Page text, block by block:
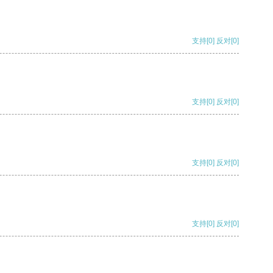
支持[0] 反对[0]
支持[0] 反对[0]
支持[0] 反对[0]
支持[0] 反对[0]